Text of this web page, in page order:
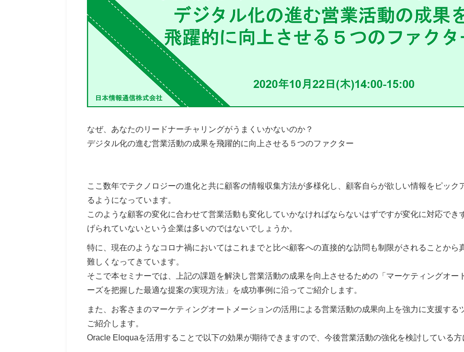
なぜ、あなたのリードナーチャリングがうまくいかないのか？
デジタル化の進む営業活動の成果を飛躍的に向上させる５つのファクター
ここ数年でテクノロジーの進化と共に顧客の情報収集方法が多様化し、顧客自らが欲しい情報をピック
るようになっています。
このような顧客の変化に合わせて営業活動も変化していかなければならないはずですが変化に対応でき
げられていないという企業は多いのではないでしょうか。
特に、現在のようなコロナ禍においてはこれまでと比べ顧客への直接的な訪問も制限がされることから
難しくなってきています。
そこで本セミナーでは、上記の課題を解決し営業活動の成果を向上させるための「マーケティングオー
ーズを把握した最適な提案の実現方法」を成功事例に沿ってご紹介します。
また、お客さまのマーケティングオートメーションの活用による営業活動の成果向上を強力に支援する
ご紹介します。
Oracle Eloquaを活用することで以下の効果が期待できますので、今後営業活動の強化を検討している方